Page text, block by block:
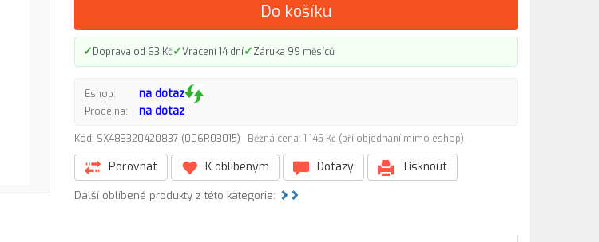
Do košíku
✓Doprava od 63 Kč✓Vrácení 14 dní✓Záruka 99 měsíců
Eshop: na dotaz
Prodejna: na dotaz
Kód: SX483320420837 (006R03015) Běžná cena: 1 145 Kč (při objednání mimo eshop)
Porovnat K oblíbeným Dotazy Tisknout
Další oblíbené produkty z této kategorie: